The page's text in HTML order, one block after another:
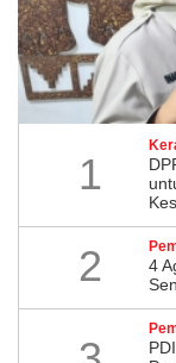
1
2
4